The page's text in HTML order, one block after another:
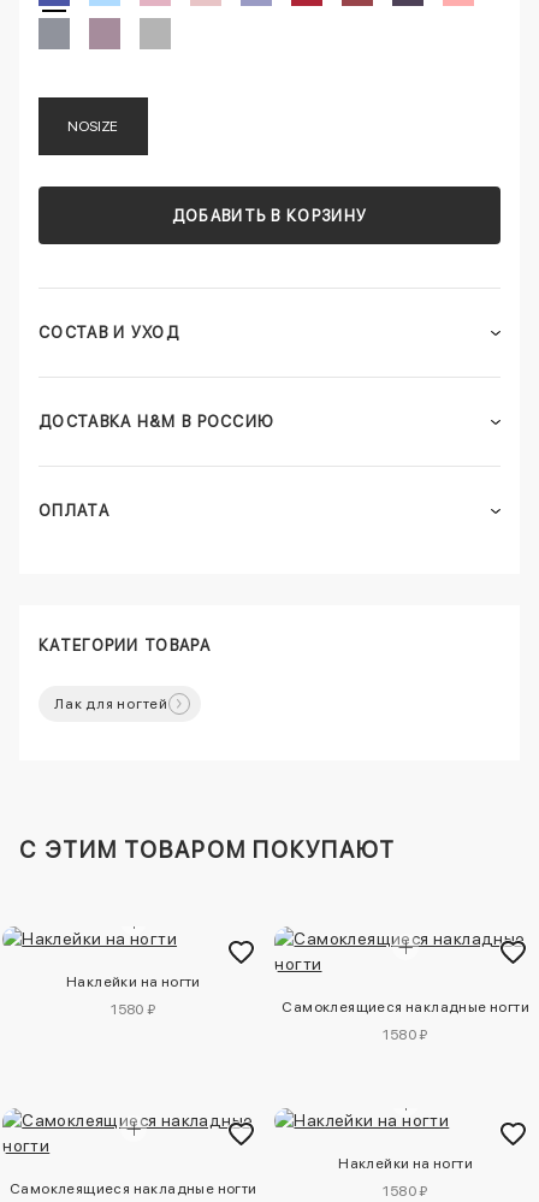
NOSIZE
ДОБАВИТЬ В КОРЗИНУ
СОСТАВ И УХОД
ДОСТАВКА H&M В РОССИЮ
ОПЛАТА
КАТЕГОРИИ ТОВАРА
Лак для ногтей
C ЭТИМ ТОВАРОМ ПОКУПАЮТ
Наклейки на ногти
1580 ₽
Самоклеящиеся накладные ногти
1580 ₽
Самоклеящиеся накладные ногти
Наклейки на ногти
1580 ₽